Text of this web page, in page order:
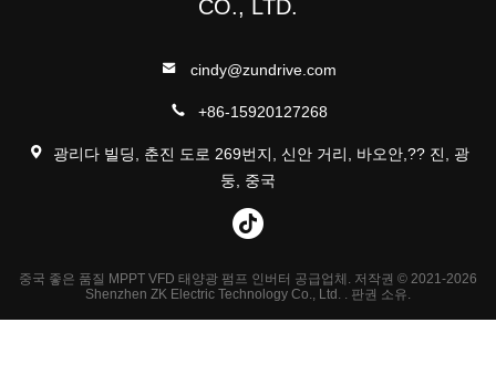
CO., LTD.
cindy@zundrive.com
+86-15920127268
광리다 빌딩, 춘진 도로 269번지, 신안 거리, 바오안,?? 진, 광
둥, 중국
중국 좋은 품질 MPPT VFD 태양광 펌프 인버터 공급업체. 저작권 © 2021-2026
Shenzhen ZK Electric Technology Co., Ltd. . 판권 소유.